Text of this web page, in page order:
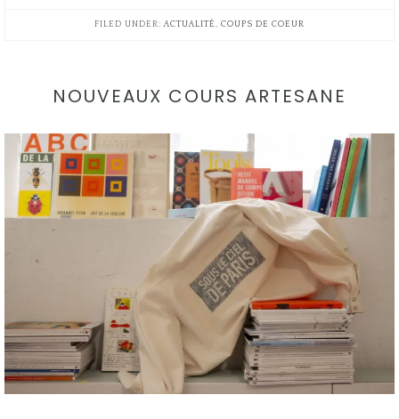
FILED UNDER:ACTUALITÉ, COUPS DE COEUR
NOUVEAUX COURS ARTESANE